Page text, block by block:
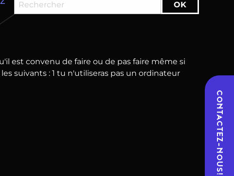
CONTACTEZ-NOUS!
est convenu de faire ou de pas faire même si
suivants : 1 tu n'utiliseras pas un ordinateur